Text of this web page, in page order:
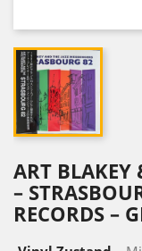
ART BLAKEY
–
RECORDS –